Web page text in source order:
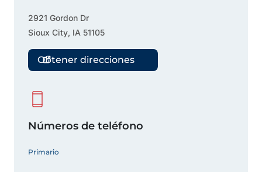
2921 Gordon Dr
Sioux City, IA 51105
Obtener direcciones
Números de teléfono
Primario